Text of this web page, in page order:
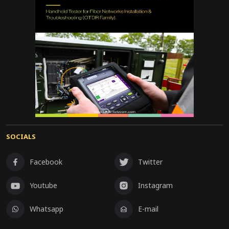
SOCIALS
Facebook Twitter
Youtube Instagram
Whatsapp E-mail